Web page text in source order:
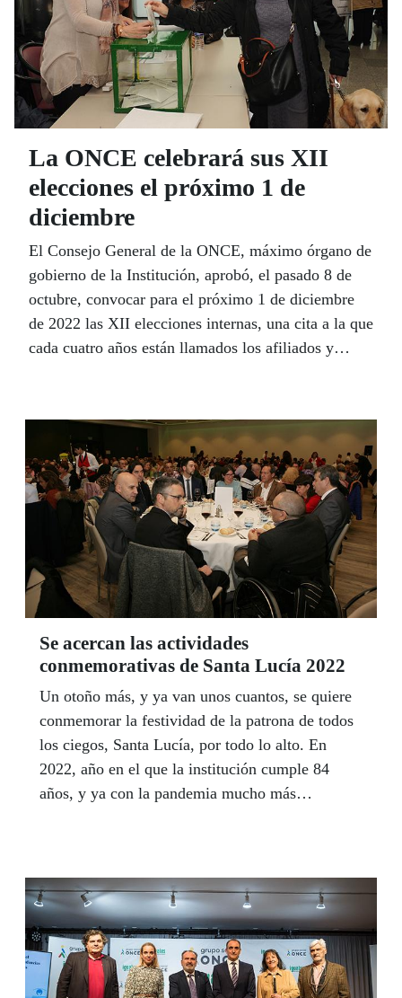
La ONCE celebrará sus XII
elecciones el próximo 1 de
diciembre
El Consejo General de la ONCE, máximo órgano de
gobierno de la Institución, aprobó, el pasado 8 de
octubre, convocar para el próximo 1 de diciembre
de 2022 las XII elecciones internas, una cita a la que
cada cuatro años están llamados los afiliados y
territoriales) y, fruto de cuyo resultado, se constituye
también el Consejo General.
Se acercan las actividades
conmemorativas de Santa Lucía 2022
Un otoño más, y ya van unos cuantos, se quiere
conmemorar la festividad de la patrona de todos
los ciegos, Santa Lucía, por todo lo alto. En
2022, año en el que la institución cumple 84
años, y ya con la pandemia mucho más
inmensa.